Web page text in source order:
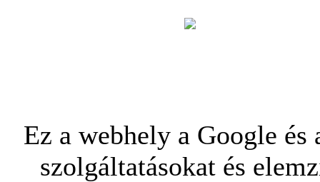
Ez a webhely a Google
szolgáltatásokat és